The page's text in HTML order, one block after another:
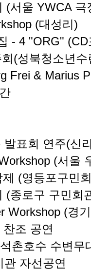
(서울 YWCA 극
(대성리)
- 4 "ORG"
(성북청소년
Frei & Marius
표회 연주(신
(서울
(영등포구민
(종로구 구민회
Workshop (경
조 공연
촌호수 수변무
자선공연